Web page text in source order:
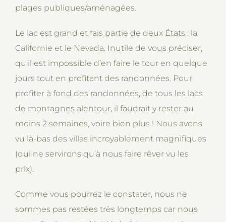
plages publiques/aménagées.
Le lac est grand et fais partie de deux États : la
Californie et le Nevada. Inutile de vous préciser,
qu’il est impossible d’en faire le tour en quelque
jours tout en profitant des randonnées. Pour
profiter à fond des randonnées, de tous les lacs
de montagnes alentour, il faudrait y rester au
moins 2 semaines, voire bien plus ! Nous avons
vu là-bas des villas incroyablement magnifiques
(qui ne servirons qu’à nous faire rêver vu les
prix).
Comme vous pourrez le constater, nous ne
sommes pas restées très longtemps car nous